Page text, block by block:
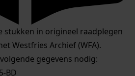
stukken in origineel raadplegen
Westfries Archief (WFA).
gegevens nodig:
BD